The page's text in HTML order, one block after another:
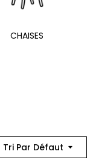
CHAISES
Tri Par Défaut